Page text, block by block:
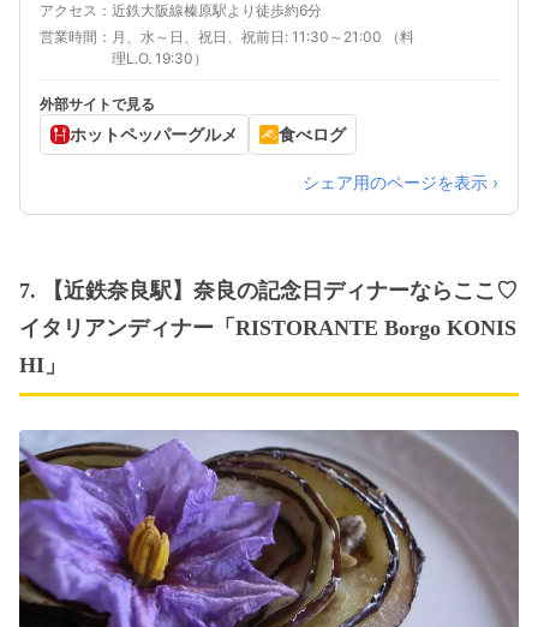
アクセス
近鉄大阪線榛原駅より徒歩約6分
営業時間
月、水～日、祝日、祝前日: 11:30～21:00 （料
理L.O. 19:30）
外部サイトで見る
ホットペッパーグルメ 食べログ
シェア用のページを表示 ›
7. 【近鉄奈良駅】奈良の記念日ディナーならここ♡
イタリアンディナー「RISTORANTE Borgo KONIS
HI」